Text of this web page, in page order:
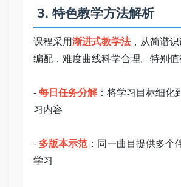
3. 特色教学方法解析
课程采用渐进式教学法，从简谱
- 每日任务分解：将学习目标细化
习内容
- 多版本示范：同一曲目提供多个
学习